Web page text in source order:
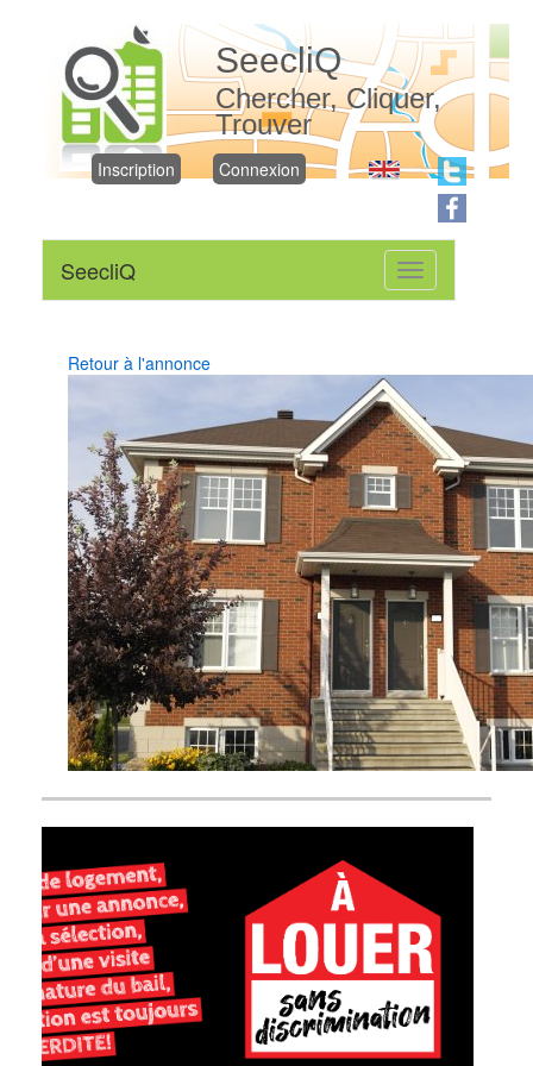
SeecliQ
Chercher, Cliquer,
Trouver
Inscription Connexion
Toggle
navigation
SeecliQ
Retour à l'annonce